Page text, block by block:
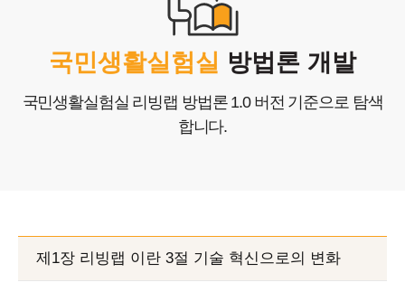
COPYRIGHTⓒ2025 Nlifelab. Co., Ltd. All Rights Reserved.
국민생활실험실 방법론 개발
국민생활실험실 리빙랩 방법론 1.0 버전 기준으로 탐색
합니다.
제1장 리빙랩 이란 3절 기술 혁신으로의 변화